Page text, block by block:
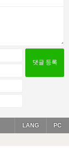
PC
LANG